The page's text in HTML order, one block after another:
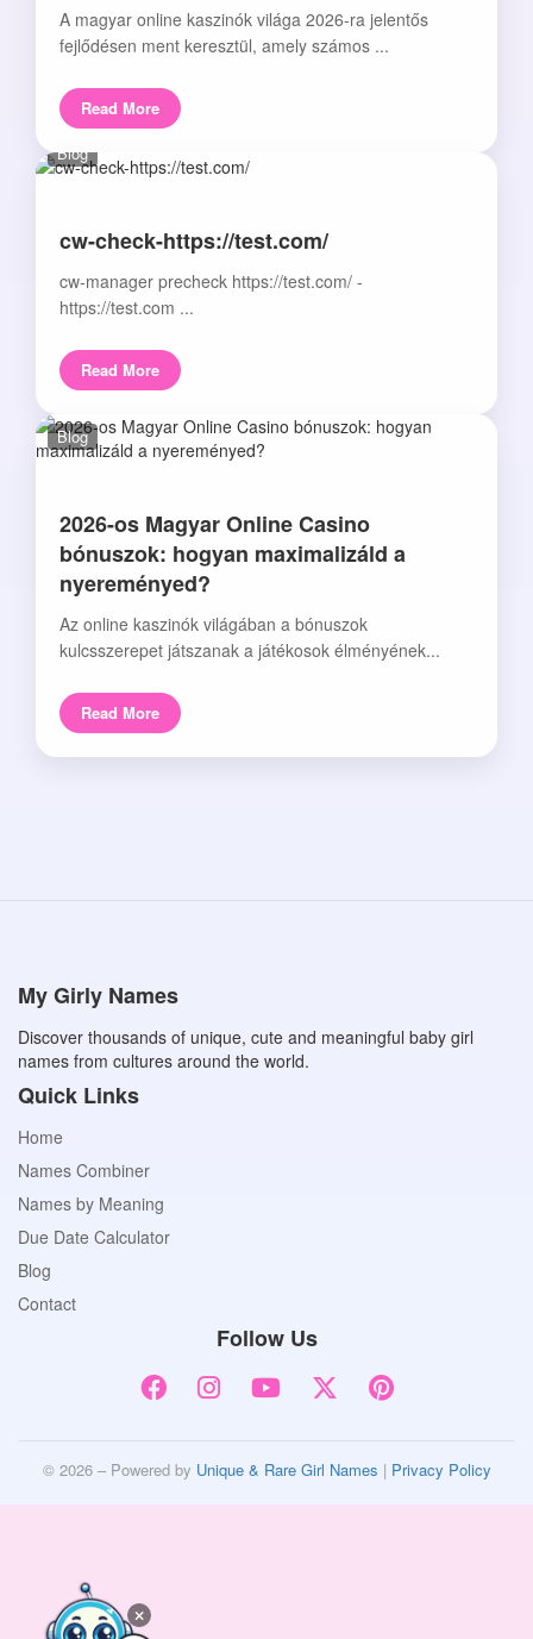
A magyar online kaszinók világa 2026-ra jelentős
fejlődésen ment keresztül, amely számos ...
Read More
Blog
cw-check-https://test.com/
cw-manager precheck https://test.com/ -
https://test.com ...
Read More
Blog
2026-os Magyar Online Casino
bónuszok: hogyan maximalizáld a
nyereményed?
Az online kaszinók világában a bónuszok
kulcsszerepet játszanak a játékosok élményének...
Read More
My Girly Names
Discover thousands of unique, cute and meaningful baby girl
names from cultures around the world.
Quick Links
Home
Names Combiner
Names by Meaning
Due Date Calculator
Blog
Contact
Follow Us
© 2026 – Powered by Unique & Rare Girl Names | Privacy Policy